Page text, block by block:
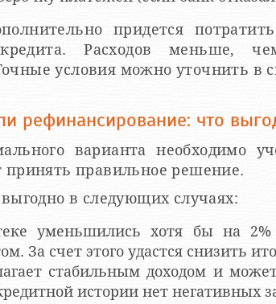
придется
Расходов меньше,
условия можно уточнить в
рефинансирование: что
варианта необходимо
принять правильное решение.
в следующих случаях:
уменьшились хотя бы на
За счет этого удастся снизить
стабильным доходом и
истории нет негативных